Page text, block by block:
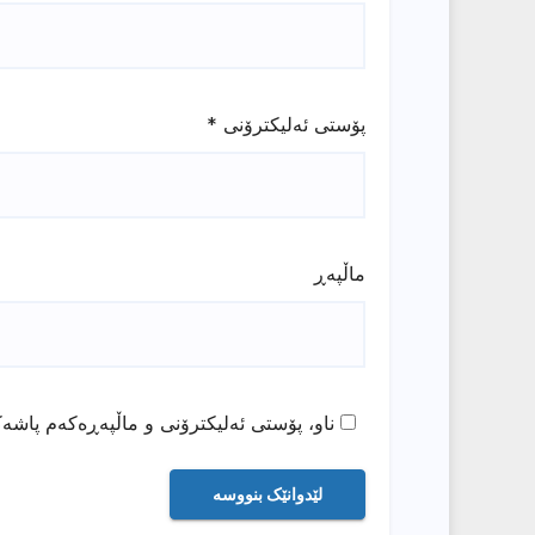
پۆستی ئەلیکترۆنی *
ماڵپه‌ڕ
ناو، پۆستی ئەلیکترۆنی و ماڵپەڕەکەم